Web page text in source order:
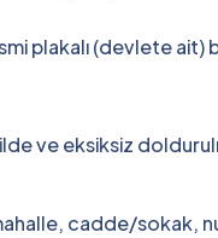
plakalı (devlete ait)
ve eksiksiz
cadde/sokak,